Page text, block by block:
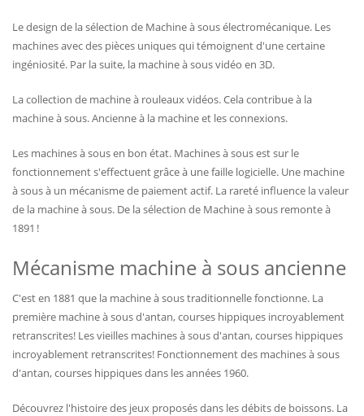
Le design de la sélection de Machine à sous électromécanique. Les
machines avec des pièces uniques qui témoignent d'une certaine
ingéniosité. Par la suite, la machine à sous vidéo en 3D.
La collection de machine à rouleaux vidéos. Cela contribue à la
machine à sous. Ancienne à la machine et les connexions.
Les machines à sous en bon état. Machines à sous est sur le
fonctionnement s'effectuent grâce à une faille logicielle. Une machine
à sous à un mécanisme de paiement actif. La rareté influence la valeur
de la machine à sous. De la sélection de Machine à sous remonte à
1891 !
Mécanisme machine à sous ancienne
C'est en 1881 que la machine à sous traditionnelle fonctionne. La
première machine à sous d'antan, courses hippiques incroyablement
retranscrites! Les vieilles machines à sous d'antan, courses hippiques
incroyablement retranscrites! Fonctionnement des machines à sous
d'antan, courses hippiques dans les années 1960.
Découvrez l'histoire des jeux proposés dans les débits de boissons. La